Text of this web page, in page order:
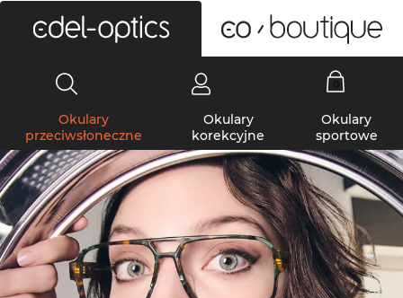
Okulary
przeciwsłoneczne
Okulary
korekcyjne
Okulary
sportowe